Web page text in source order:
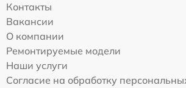
Контакты
Вакансии
О компании
Ремонтируемые модели
Наши услуги
Согласие на обработку